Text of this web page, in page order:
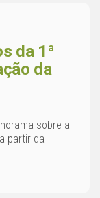
da 1ª
da
sobre a
partir da